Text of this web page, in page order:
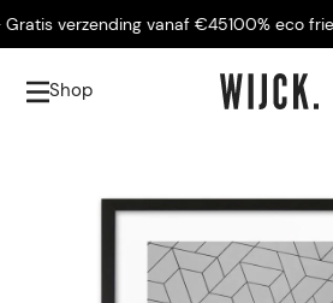
verzending vanaf €45100% eco
Shop